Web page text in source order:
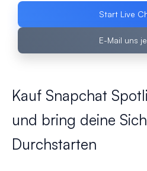
Start Live
E-Mail uns
Kauf Snapchat
und bring deine
Durchstarten